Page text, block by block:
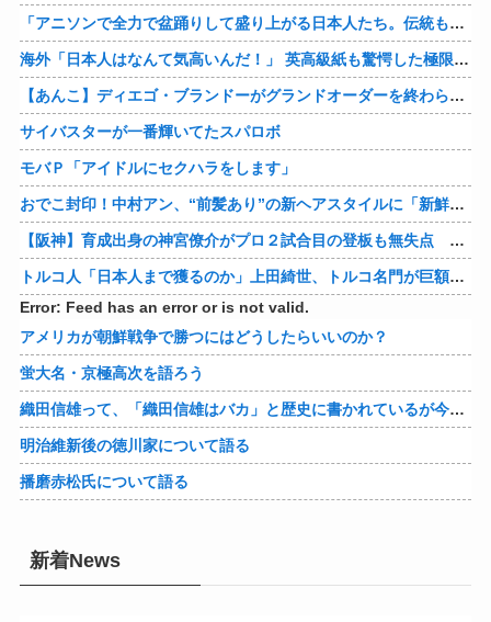
「アニソンで全力で盆踊りして盛り上がる日本人たち。伝統もオタクもこの熱量、素晴らしい」→女さんブチギレ「これを見て『日本の品格が落ちた』と思いま…
海外「日本人はなんて気高いんだ！」 英高級紙も驚愕した極限の中の日本人の姿に世界が衝撃
【あんこ】ディエゴ・ブランドーがグランドオーダーを終わらせるようです【FGO二部】 第１６６話
サイバスターが一番輝いてたスパロボ
モバＰ「アイドルにセクハラをします」
おでこ封印！中村アン、“前髪あり”の新ヘアスタイルに「新鮮でたまらん」の声【画像】
【阪神】育成出身の神宮僚介がプロ２試合目の登板も無失点 ボスラーを三振に ピンチで抑えた
トルコ人「日本人まで獲るのか」上田綺世、トルコ名門が巨額の正式オファー！現地サポが騒然！【海外の反応】
Error: Feed has an error or is not valid.
アメリカが朝鮮戦争で勝つにはどうしたらいいのか？
蛍大名・京極高次を語ろう
織田信雄って、「織田信雄はバカ」と歴史に書かれているが今まで家が残っているんでバカではないよな？
明治維新後の徳川家について語る
播磨赤松氏について語る
新着News